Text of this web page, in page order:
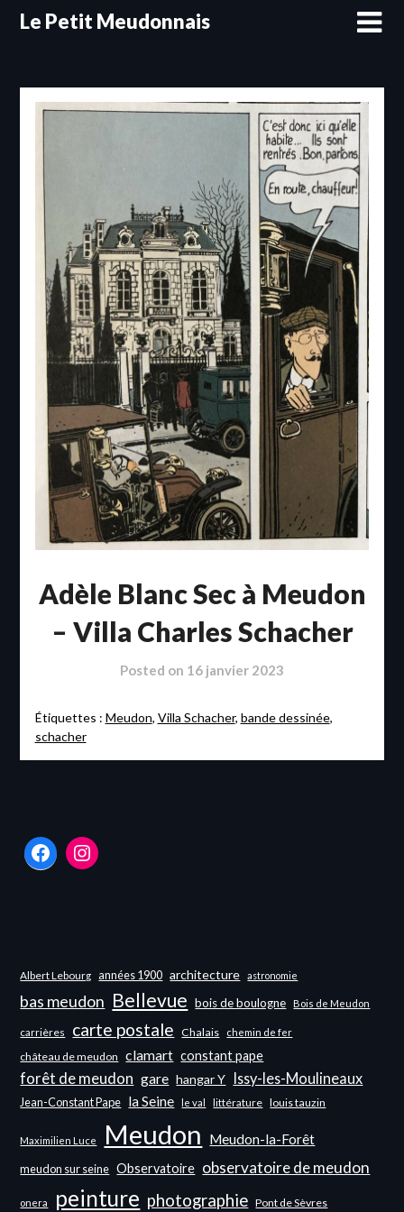
SkipLe Petit Meudonnais
Adèle Blanc Sec à Meudon
– Villa Charles Schacher
Posted on 16 janvier 2023
Étiquettes : Meudon, Villa Schacher, bande dessinée,
schacher
FacebookInstagram
Albert Lebourg années 1900 architecture astronomie
bas meudon Bellevue bois de boulogne Bois de Meudon
carrières carte postale Chalais chemin de fer
château de meudon clamart constant pape
forêt de meudon gare hangar Y Issy-les-Moulineaux
Jean-Constant Pape la Seine le val littérature louis tauzin
Maximilien Luce Meudon Meudon-la-Forêt
meudon sur seine Observatoire observatoire de meudon
onera peinture photographie Pont de Sèvres